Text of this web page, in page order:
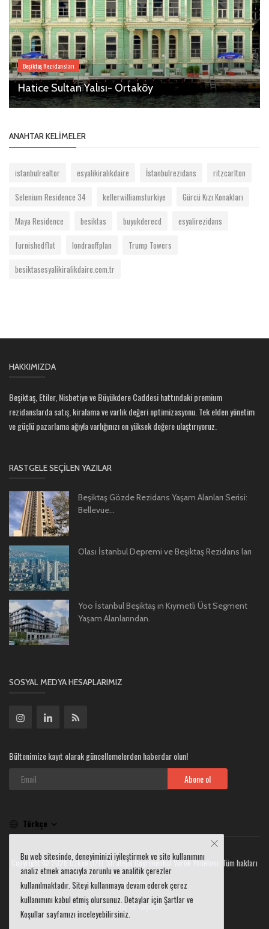
Beşiktaş Rezidansları
Hatice Sultan Yalısı- Ortaköy
ANAHTAR KELIMELER
istanbulrealtor esyalikiralıkdaire İstanbulrezidans
ritzcarlton
Selenium Residence 34
kellerwilliamsturkiye
Gürcü Kızı Konakları
Maya Residence
besiktas buyukderecd
esyalirezidans
furnishedflat
londraoffplan
Trump Towers
besiktasesyalikiralikdaire.com.tr
HAKKIMIZDA
Beşiktaş, Etiler, Nisbetiye ve Büyükdere Caddesi hattındaki premium
rezidanslarda satış, kiralama ve varlık değeri optimizasyonu. Tek elden yönetim
ve güçlü pazarlama ağıyla varlığınızı en yüksek değere ulaştırıyoruz.
RASTGELE SEÇILEN YAZILAR
Beşiktaş Gözde Rezidans Yaşam Alanları Serisi:
Bellevue...
Olası İstanbul Depremi ve Beşiktaş Rezidans ları
Yoo İstanbul Beşiktaş ın Kıymetli Üst Segment
Yaşam Alanlarından.
SOSYAL MEDYA HESAPLARIMIZ
Bültenimize kayıt olarak güncellemelerden haberdar olun!
Abone ol
Türkçe
Copyright © 2026 Özkan ÖZEL Stratejik Gayrimenkul Varlık Yönetimi. Tüm hakları
saklıdır.
Şartlar ve Koşullar
Bu web sitesinde, deneyiminizi iyileştirmek ve site kullanımını
analiz etmek amacıyla zorunlu ve analitik çerezler
kullanılmaktadır. Siteyi kullanmaya devam ederek çerez
kullanımını kabul etmiş olursunuz. Detaylar için Şartlar ve
Koşullar sayfamızı inceleyebilirsiniz.